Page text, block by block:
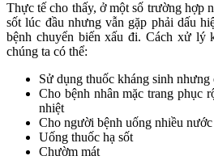
Thực tế cho thấy, ở một số trường hợp
sốt lúc đầu nhưng vẫn gặp phải dấu
bệnh chuyển biến xấu đi. Cách xử lý
chúng ta có thể:
Sử dụng thuốc kháng sinh
Cho bệnh nhân mặc trang phục
nhiệt
Cho người bệnh uống nhiều
Uống thuốc hạ sốt
Chườm mát